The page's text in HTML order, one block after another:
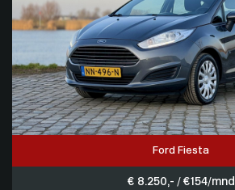
Ford Fiesta
€ 8.250,- / € 154/mnd